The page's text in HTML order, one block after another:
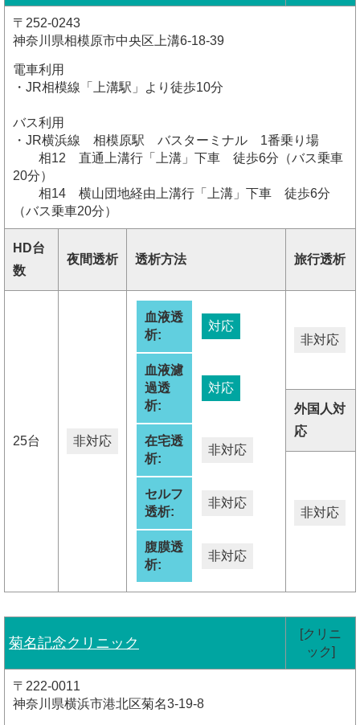
〒252-0243
神奈川県相模原市中央区上溝6-18-39
電車利用
・JR相模線「上溝駅」より徒歩10分
バス利用
・JR横浜線 相模原駅 バスターミナル 1番乗り場
相12 直通上溝行「上溝」下車 徒歩6分（バス乗車
20分）
相14 横山団地経由上溝行「上溝」下車 徒歩6分
（バス乗車20分）
HD台
数
夜間透析 透析方法 旅行透析
25台 非対応
血液透
析:
対応
血液濾
過透
析:
対応
在宅透
析:
非対応
セルフ
透析:
非対応
腹膜透
析:
非対応
非対応
外国人対
応
非対応
菊名記念クリニック
[クリニ
ック]
〒222-0011
神奈川県横浜市港北区菊名3-19-8